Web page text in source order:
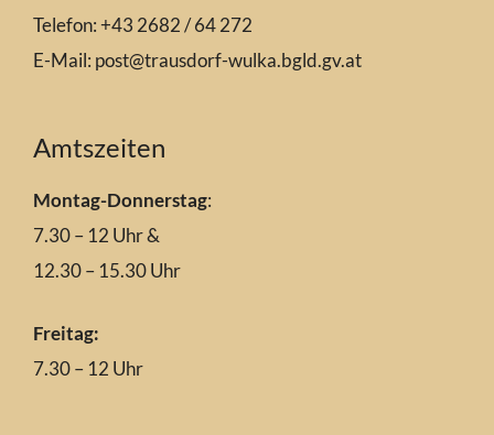
Telefon: +43 2682 / 64 272
E-Mail: post@trausdorf-wulka.bgld.gv.at
Amtszeiten
Montag-Donnerstag:
7.30 – 12 Uhr &
12.30 – 15.30 Uhr
Freitag:
7.30 – 12 Uhr